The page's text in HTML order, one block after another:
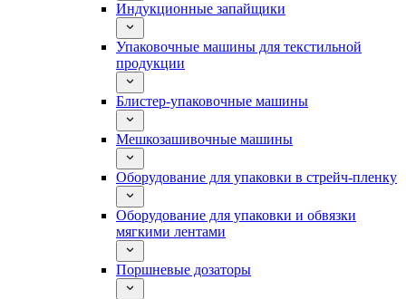
Индукционные запайщики
Упаковочные машины для текстильной
продукции
Блистер-упаковочные машины
Мешкозашивочные машины
Оборудование для упаковки в стрейч-пленку
Оборудование для упаковки и обвязки
мягкими лентами
Поршневые дозаторы